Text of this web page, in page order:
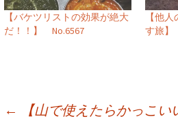
【バケツリストの効果が絶大
だ！！】 No.6567
【他
す旅】
←
【山で使えたらかっこ